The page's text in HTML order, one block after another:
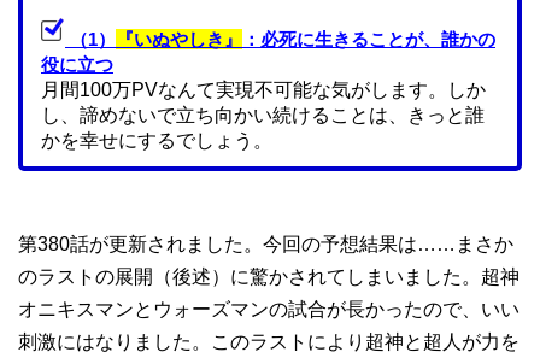
（1） 『いぬやしき』
：必死に生きることが、誰かの
役に立つ
月間100万PVなんて実現不可能な気がします。しか
し、諦めないで立ち向かい続けることは、きっと誰
かを幸せにするでしょう。
第380話が更新されました。今回の予想結果は……まさか
のラストの展開（後述）に驚かされてしまいました。超神
オニキスマンとウォーズマンの試合が長かったので、いい
刺激にはなりました。このラストにより超神と超人が力を